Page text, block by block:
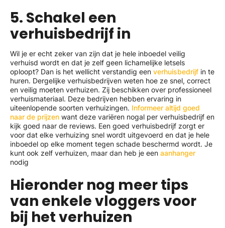
5. Schakel een
verhuisbedrijf in
Wil je er echt zeker van zijn dat je hele inboedel veilig
verhuisd wordt en dat je zelf geen lichamelijke letsels
oploopt? Dan is het wellicht verstandig een verhuisbedrijf in te
huren. Dergelijke verhuisbedrijven weten hoe ze snel, correct
en veilig moeten verhuizen. Zij beschikken over professioneel
verhuismateriaal. Deze bedrijven hebben ervaring in
uiteenlopende soorten verhuizingen. Informeer altijd goed
naar de prijzen want deze variëren nogal per verhuisbedrijf en
kijk goed naar de reviews. Een goed verhuisbedrijf zorgt er
voor dat elke verhuizing snel wordt uitgevoerd en dat je hele
inboedel op elke moment tegen schade beschermd wordt. Je
kunt ook zelf verhuizen, maar dan heb je een aanhanger
nodig
Hieronder nog meer tips
van enkele vloggers voor
bij het verhuizen